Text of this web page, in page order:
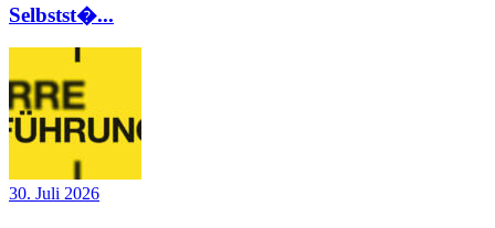
Selbstst�...
30. Juli 2026